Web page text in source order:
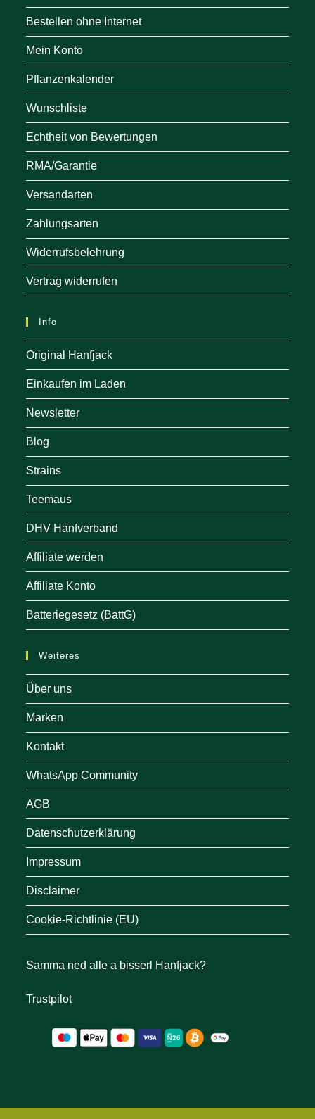
Bestellen ohne Internet
Mein Konto
Pflanzenkalender
Wunschliste
Echtheit von Bewertungen
RMA/Garantie
Versandarten
Zahlungsarten
Widerrufsbelehrung
Vertrag widerrufen
Info
Original Hanfjack
Einkaufen im Laden
Newsletter
Blog
Strains
Teemaus
DHV Hanfverband
Affiliate werden
Affiliate Konto
Batteriegesetz (BattG)
Weiteres
Über uns
Marken
Kontakt
WhatsApp Community
AGB
Datenschutzerklärung
Impressum
Disclaimer
Cookie-Richtlinie (EU)
Samma ned alle a bisserl Hanfjack?
Trustpilot